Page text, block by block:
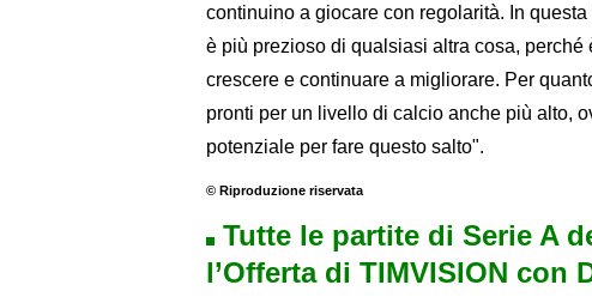
continuino a giocare con regolarità. In
è più prezioso di qualsiasi altra cosa,
crescere e continuare a migliorare. Per
pronti per un livello di calcio anche più alto,
potenziale per fare questo salto".
© Riproduzione riservata
Tutte le partite di Serie A
l’Offerta di TIMVISION con